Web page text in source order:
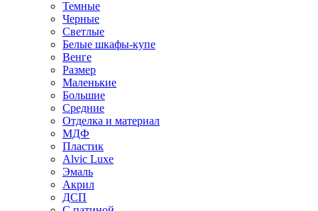
Темные
Черные
Светлые
Белые шкафы-купе
Венге
Размер
Маленькие
Большие
Средние
Отделка и материал
МДФ
Пластик
Alvic Luxe
Эмаль
Акрил
ДСП